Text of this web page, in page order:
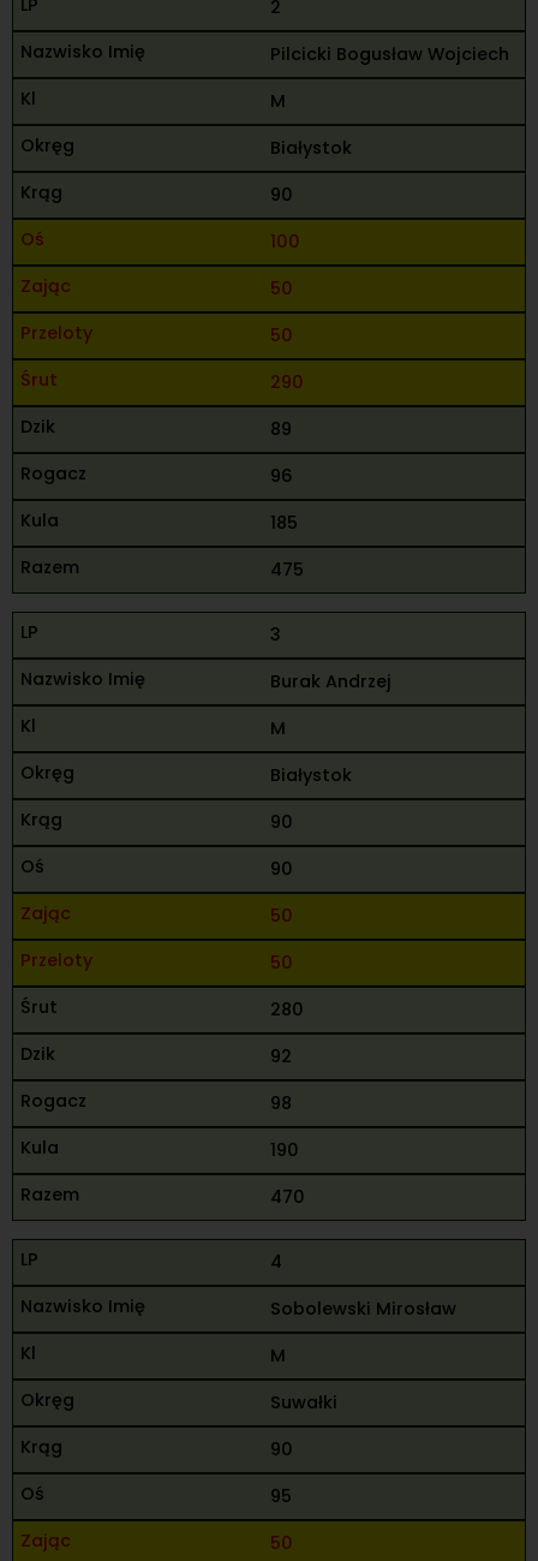
2
Pilcicki Bogusław Wojciech
M
Białystok
90
100
50
50
290
89
96
185
475
3
Burak Andrzej
M
Białystok
90
90
50
50
280
92
98
190
470
4
Sobolewski Mirosław
M
Suwałki
90
95
50